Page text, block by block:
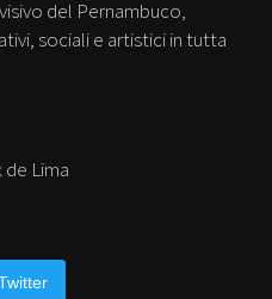
del Pernambuco,
sociali e artistici in tutta
de Lima